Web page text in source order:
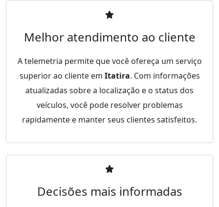
Melhor atendimento ao cliente
A telemetria permite que você ofereça um serviço
superior ao cliente em Itatira. Com informações
atualizadas sobre a localização e o status dos
veículos, você pode resolver problemas
rapidamente e manter seus clientes satisfeitos.
Decisões mais informadas